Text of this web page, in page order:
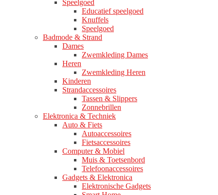
Speelgoed
Educatief speelgoed
Knuffels
Speelgoed
Badmode & Strand
Dames
Zwemkleding Dames
Heren
Zwemkleding Heren
Kinderen
Strandaccessoires
Tassen & Slippers
Zonnebrillen
Elektronica & Techniek
Auto & Fiets
Autoaccessoires
Fietsaccessoires
Computer & Mobiel
Muis & Toetsenbord
Telefoonaccessoires
Gadgets & Elektronica
Elektronische Gadgets